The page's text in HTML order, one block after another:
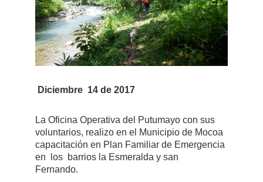
Diciembre 14 de 2017
La Oficina Operativa del Putumayo con sus
voluntarios, realizo en el Municipio de Mocoa
capacitación en Plan Familiar de Emergencia
en
los barrios la Esmeralda y san
Fernando.